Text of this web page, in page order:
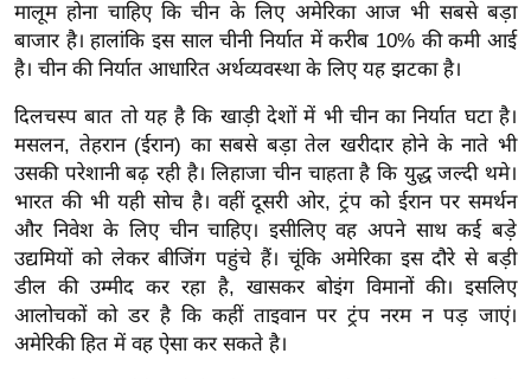
ब्री
फ
म
नो
रं
ज
न
ज
ग
त
बॉ
मालूम होना चाहिए कि चीन के लिए अमेरिका आज भी सबसे बड़ा
बाजार है। हालांकि इस साल चीनी निर्यात में करीब 10% की कमी आई
है। चीन की निर्यात आधारित अर्थव्यवस्था के लिए यह झटका है।
दिलचस्प बात तो यह है कि खाड़ी देशों में भी चीन का निर्यात घटा है।
मसलन, तेहरान (ईरान) का सबसे बड़ा तेल खरीदार होने के नाते भी
उसकी परेशानी बढ़ रही है। लिहाजा चीन चाहता है कि युद्ध जल्दी थमे।
भारत की भी यही सोच है। वहीं दूसरी ओर, ट्रंप को ईरान पर समर्थन
और निवेश के लिए चीन चाहिए। इसीलिए वह अपने साथ कई बड़े
उद्यमियों को लेकर बीजिंग पहुंचे हैं। चूंकि अमेरिका इस दौरे से बड़ी
डील की उम्मीद कर रहा है, खासकर बोइंग विमानों की। इसलिए
आलोचकों को डर है कि कहीं ताइवान पर ट्रंप नरम न पड़ जाएं।
अमेरिकी हित में वह ऐसा कर सकते है।